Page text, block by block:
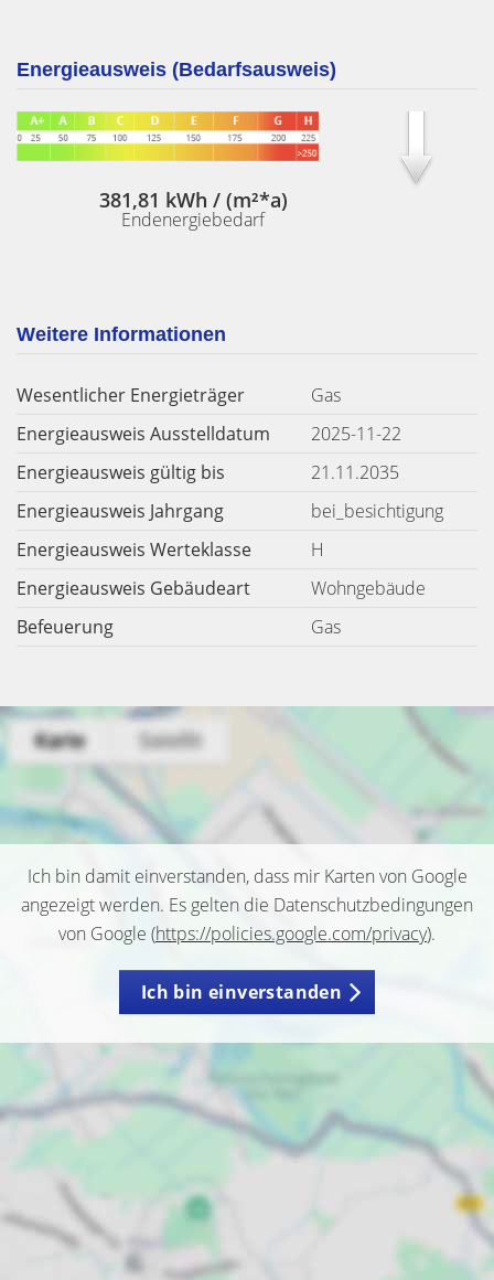
Energieausweis (Bedarfsausweis)
381,81 kWh / (m²*a)
Endenergiebedarf
Weitere Informationen
Wesentlicher Energieträger
Gas
Energieausweis Ausstelldatum
2025-11-22
Energieausweis gültig bis
21.11.2035
Energieausweis Jahrgang
bei_besichtigung
Energieausweis Werteklasse
H
Energieausweis Gebäudeart
Wohngebäude
Befeuerung
Gas
Ich bin damit einverstanden, dass mir Karten von Google
angezeigt werden. Es gelten die Datenschutzbedingungen
von Google (https://policies.google.com/privacy).
Ich bin einverstanden